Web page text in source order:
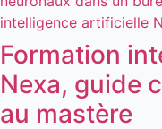
Formation
Nexa, guide
au mastère